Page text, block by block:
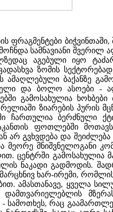
ბიჭვინთაში,
სამნავიანი შვერილ
აგებული იყო
ზომის
ამაღლებული ბაქანზე
და ბოლო ასოები
გამოსახულია
ზიარების პურის
ჩართულია ბერძნული
ფოთლებში
არ გვხვდება და
მნიშვნელოგანი
ცენტრში გამოსახულია
ნაკადი გადმოდის.
ხარ-ირემი,
ამასთანავე, ყველა
- სამოთხეს, რაც